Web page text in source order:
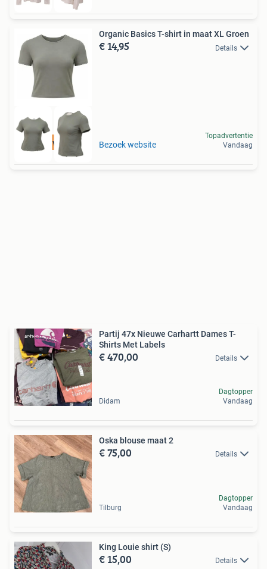
Tot 75% voordeel
Organic Basics T-shirt in maat XL Groen
€ 14,95 Details
Bezoek website
Topadvertentie
Vandaag
Partij 47x Nieuwe Carhartt Dames T-
Shirts Met Labels
€ 470,00 Details
Didam
Dagtopper
Vandaag
Oska blouse maat 2
€ 75,00 Details
Tilburg
Dagtopper
Vandaag
King Louie shirt (S)
€ 15,00 Details